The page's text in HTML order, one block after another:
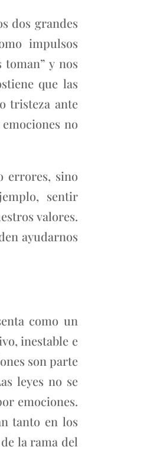
dos grandes
impulsos
y nos
que las
tristeza ante
no
errores, sino
sentir
valores.
ayudarnos
como un
inestable e
son parte
leyes no se
emociones.
tanto en los
la rama del